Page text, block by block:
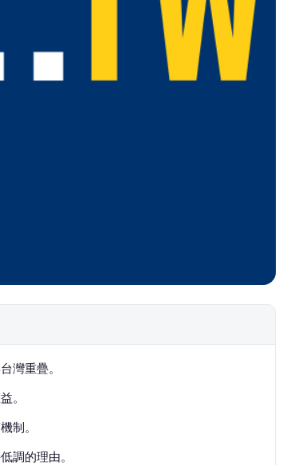
灣重疊。
。
制。
調的理由。